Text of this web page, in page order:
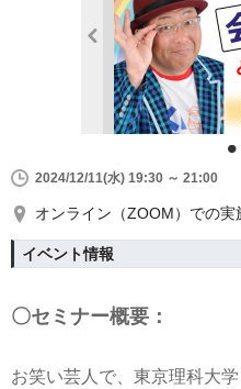
2024/12/11(水) 19:30 ～ 21:00
オンライン（ZOOM）での実
イベント情報
〇セミナー概要：
お笑い芸人で、東京理科大